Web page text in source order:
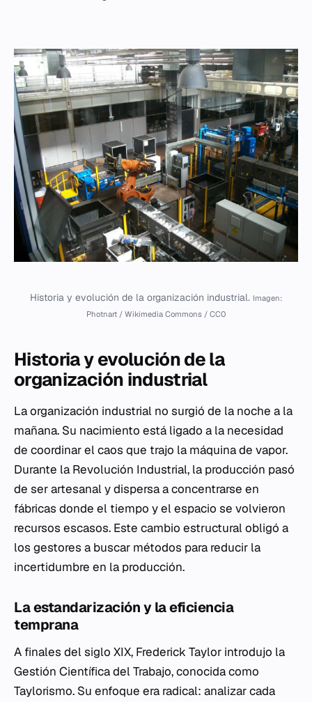
Historia y evolución de la organización industrial. Imagen:
Photnart / Wikimedia Commons / CC0
Historia y evolución de la
organización industrial
La organización industrial no surgió de la noche a la
mañana. Su nacimiento está ligado a la necesidad
de coordinar el caos que trajo la máquina de vapor.
Durante la Revolución Industrial, la producción pasó
de ser artesanal y dispersa a concentrarse en
fábricas donde el tiempo y el espacio se volvieron
recursos escasos. Este cambio estructural obligó a
los gestores a buscar métodos para reducir la
incertidumbre en la producción.
La estandarización y la eficiencia
temprana
A finales del siglo XIX, Frederick Taylor introdujo la
Gestión Científica del Trabajo, conocida como
Taylorismo. Su enfoque era radical: analizar cada